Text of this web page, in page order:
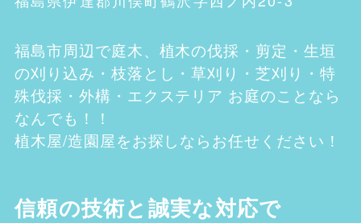
福島市周辺で庭木、植木の伐採・剪定・生垣
の刈り込み・枝落とし・草刈り・芝刈り・特
殊伐採・外構・エクステリア お庭のことなら
なんでも！！
植木屋/造園屋をお探しならお任せください！
信頼の技術と誠実な対応で